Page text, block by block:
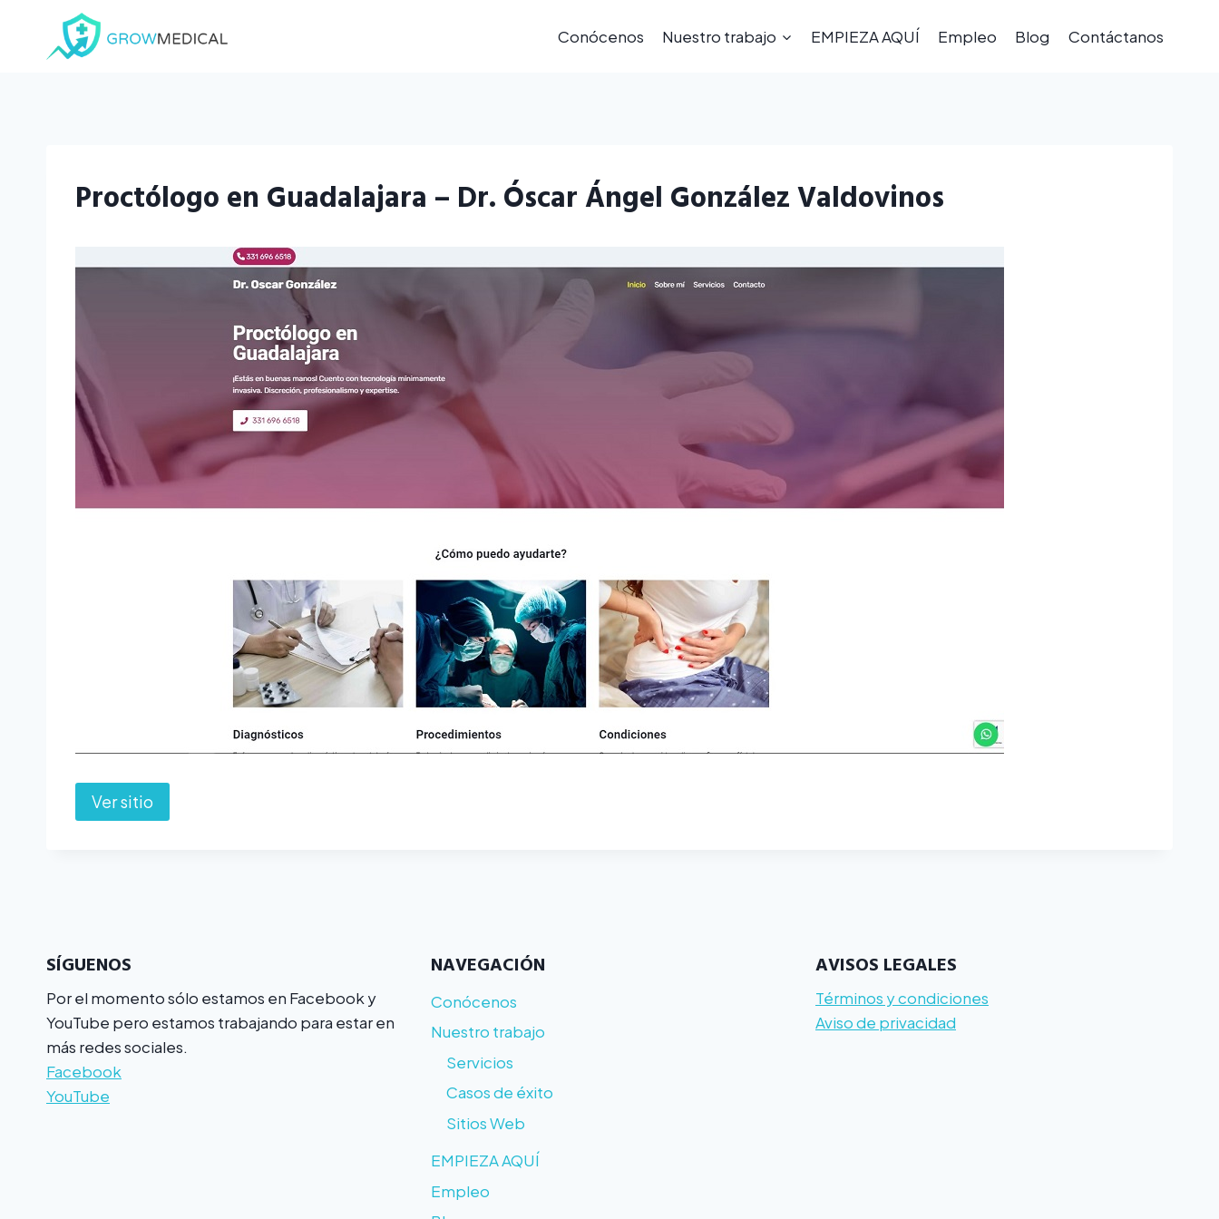
contenido
Conócenos Nuestro trabajo EMPIEZA AQUÍ Empleo Blog Contáctanos
Proctólogo en Guadalajara – Dr. Óscar Ángel González Valdovinos
Ver sitio
SÍGUENOS
Por el momento sólo estamos en Facebook y
YouTube pero estamos trabajando para estar en
más redes sociales.
Facebook
YouTube
NAVEGACIÓN
Conócenos
Nuestro trabajo
Servicios
Casos de éxito
Sitios Web
EMPIEZA AQUÍ
Empleo
AVISOS LEGALES
Términos y condiciones
Aviso de privacidad